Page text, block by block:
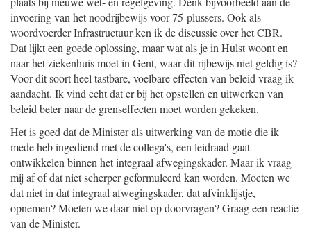
invoering van het noodrijbewijs voor 75-plussers. Ook als
woordvoerder Infrastructuur ken ik de discussie over het CBR.
Dat lijkt een goede oplossing, maar wat als je in Hulst woont en
naar het ziekenhuis moet in Gent, waar dit rijbewijs niet geldig is?
Voor dit soort heel tastbare, voelbare effecten van beleid vraag ik
aandacht. Ik vind echt dat er bij het opstellen en uitwerken van
beleid beter naar de grenseffecten moet worden gekeken.
Het is goed dat de Minister als uitwerking van de motie die ik
mede heb ingediend met de collega's, een leidraad gaat
ontwikkelen binnen het integraal afwegingskader. Maar ik vraag
mij af of dat niet scherper geformuleerd kan worden. Moeten we
dat niet in dat integraal afwegingskader, dat afvinklijstje,
opnemen? Moeten we daar niet op doorvragen? Graag een reactie
van de Minister.